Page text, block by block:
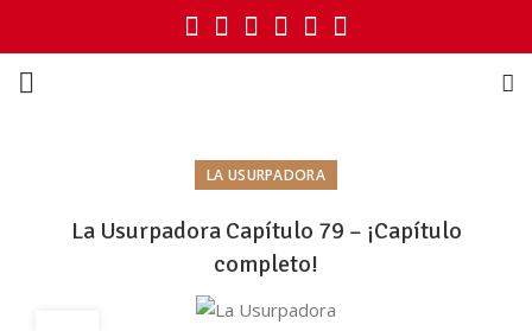
LA USURPADORA
La Usurpadora Capítulo 79 – ¡Capítulo
completo!